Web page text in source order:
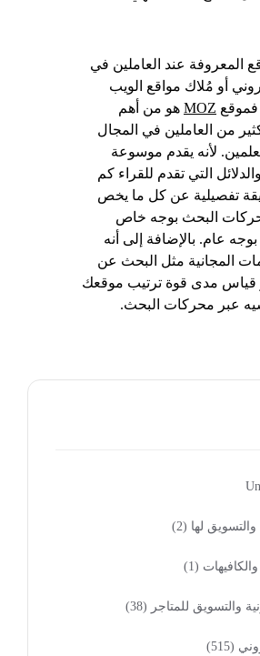
المعروفة عند العاملين في
أو مُلاك مواقع الويب
فموقع MOZ هو من أهم
من العاملين في المجال
لأنه يقدم موسوعة
التي تقدم للقراء كم
تفصيلية عن كل ما يخص
البحث بوجه خاص
عام. بالإضافة إلى أنه
المجانية مثل البحث عن
قياس مدى قوة ترتيب موقعك
عبر محركات البحث.
لها (2)
(1)
والتسويق للمتاجر (38)
(515)